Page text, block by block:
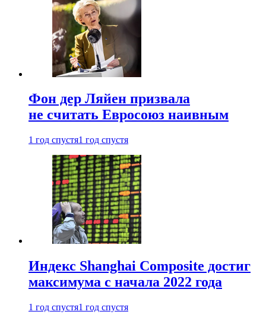
Фон дер Ляйен призвала
не считать Евросоюз наивным
1 год спустя1 год спустя
Индекс Shanghai Composite достиг
максимума с начала 2022 года
1 год спустя1 год спустя